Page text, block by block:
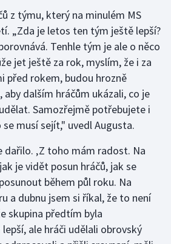
z týmu, který na minulém MS
„Zda je letos ten tým ještě lepší?
Tenhle tým je ale o něco
jet ještě za rok, myslím, že i za
před rokem, budou hrozně
dalším hráčům ukázali, co je
Samozřejmě potřebujete i
musí sejít," uvedl Augusta.
dařilo. ‚Z toho mám radost. Na
je vidět posun hráčů, jak se
během půl roku. Na
a dubnu jsem si říkal, že to není
skupina předtím byla
ale hráči udělali obrovský